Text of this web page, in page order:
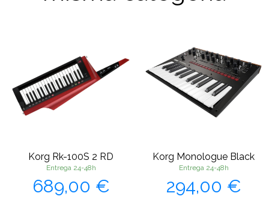
Korg Rk-100S 2 RD
Entrega 24-48h
Precio
689,00 €
Korg Monologue Black
Entrega 24-48h
Precio
294,00 €